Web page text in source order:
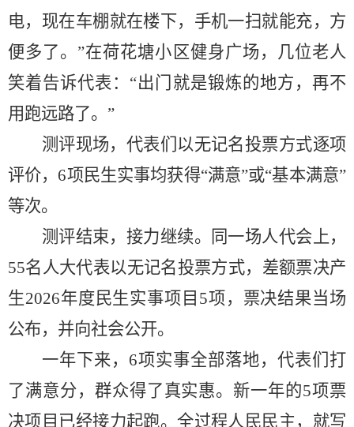
电，现在车棚就在楼下，手机一扫就能充，方
便多了。”在荷花塘小区健身广场，几位老人
笑着告诉代表：“出门就是锻炼的地方，再不
用跑远路了。”
测评现场，代表们以无记名投票方式逐项
评价， 6项民生实事均获得“满意”或“基本满意”
等次。
测评结束，接力继续。同一场人代会上，
55名人大代表以无记名投票方式，差额票决产
生2026年度民生实事项目5项，票决结果当场
公布，并向社会公开。
一年下来， 6项实事全部落地，代表们打
了满意分，群众得了真实惠。新一年的5项票
决项目已经接力起跑。全过程人民民主，就写